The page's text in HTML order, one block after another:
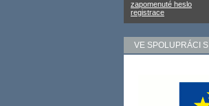
zapomenuté heslo
registrace
VE SPOLUPRÁCI S